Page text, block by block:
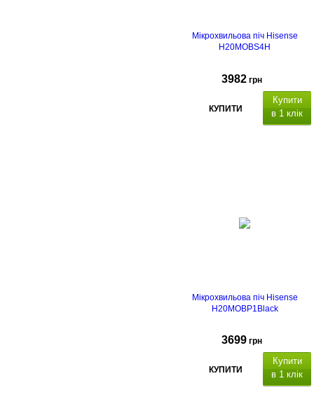
Мікрохвильова піч Hisense
H20MOBS4H
3982 грн
КУПИТИ
Купити
в 1 клік
Мікрохвильова піч Hisense
H20MOBP1Black
3699 грн
КУПИТИ
Купити
в 1 клік